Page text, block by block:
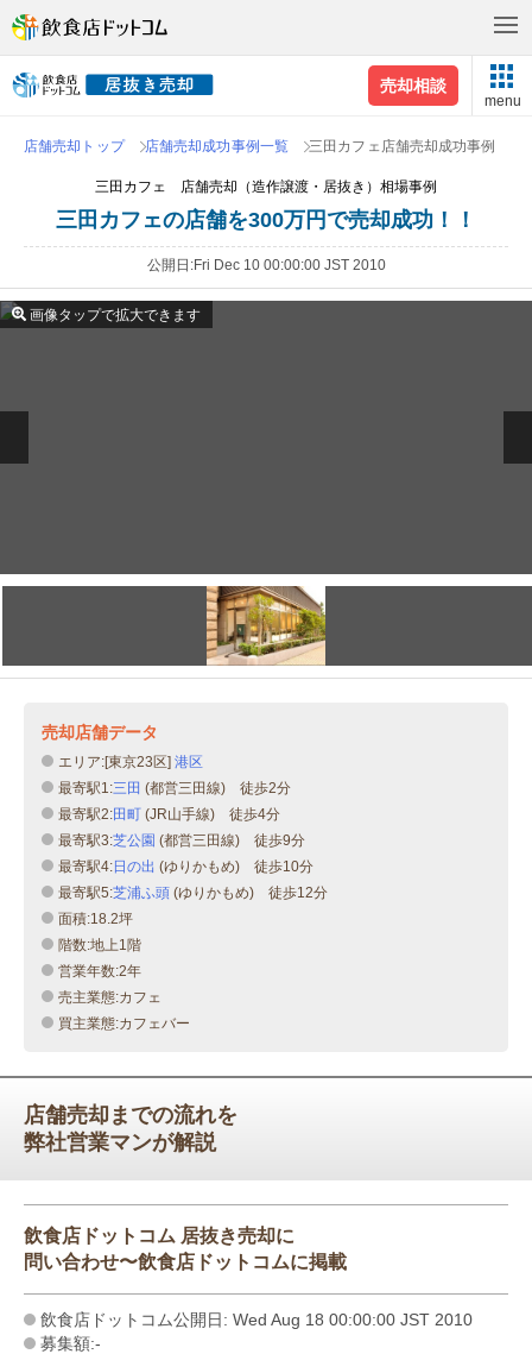
売却相談
menu
店舗売却トップ 店舗売却成功事例一覧 三田カフェ店舗売却成功事例
三田カフェ 店舗売却（造作譲渡・居抜き）相場事例
三田カフェの店舗を300万円で売却成功！！
公開日 Fri Dec 10 00:00:00 JST 2010
画像タップで拡大できます
売却店舗データ
エリア:[東京23区] 港区
最寄駅1:三田 (都営三田線) 徒歩2分
最寄駅2:田町 (JR山手線) 徒歩4分
最寄駅3:芝公園 (都営三田線) 徒歩9分
最寄駅4:日の出 (ゆりかもめ) 徒歩10分
最寄駅5:芝浦ふ頭 (ゆりかもめ) 徒歩12分
面積:18.2坪
階数:地上1階
営業年数:2年
売主業態:カフェ
買主業態:カフェバー
店舗売却までの流れを
弊社営業マンが解説
飲食店ドットコム 居抜き売却に
問い合わせ〜飲食店ドットコムに掲載
飲食店ドットコム公開日: Wed Aug 18 00:00:00 JST 2010
募集額:-